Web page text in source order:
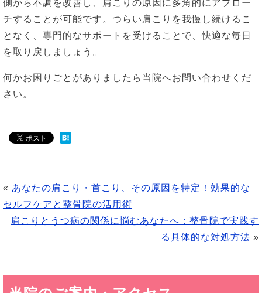
側から不調を改善し、肩こりの原因に多角的にアプロー
チすることが可能です。つらい肩こりを我慢し続けるこ
となく、専門的なサポートを受けることで、快適な毎日
を取り戻しましょう。
何かお困りごとがありましたら当院へお問い合わせくだ
さい。
« あなたの肩こり・首こり、その原因を特定！効果的な
セルフケアと整骨院の活用術
肩こりとうつ病の関係に悩むあなたへ：整骨院で実践す
る具体的な対処方法 »